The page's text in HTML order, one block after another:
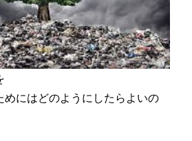
めにはどのようにしたらよいの